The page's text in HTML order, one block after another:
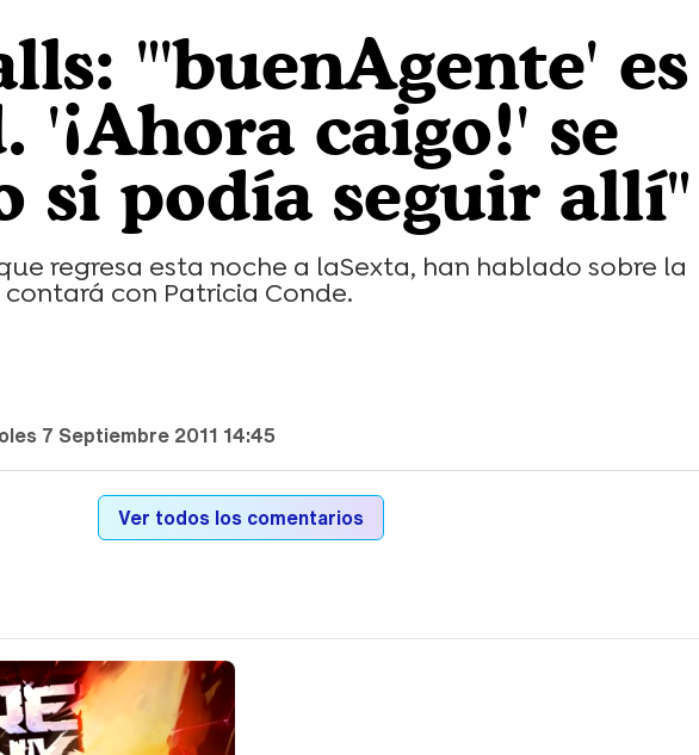
"'buenAgente'
caigo!' se
si podía seguir allí"
regresa esta noche a laSexta, han hablado sobre la
con Patricia Conde.
7 Septiembre 2011 14:45
Ver todos los comentarios